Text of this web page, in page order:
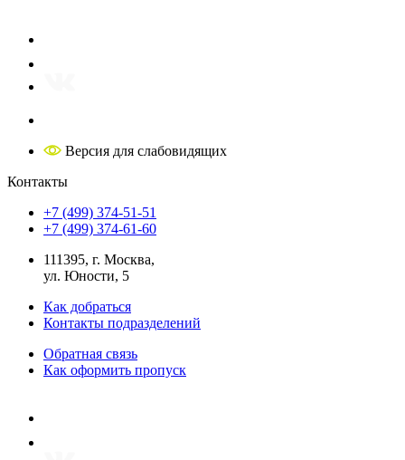
Версия для слабовидящих
Контакты
+7 (499) 374-51-51
+7 (499) 374-61-60
111395, г. Москва,
ул. Юности, 5
Как добраться
Контакты подразделений
Обратная связь
Как оформить пропуск